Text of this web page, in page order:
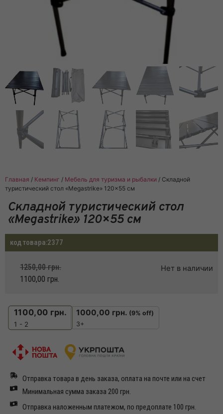
Главная / Кемпинг / Мебель для туризма и рыбалки / Складной
туристический стол «Megastrike» 120×55 см
Складной туристический стол
«Megastrike» 120×55 см
код товара:2377
1250,00грн.
1100,00 грн.
Нет в наличии
1100,00 грн.
1 - 2
1000,00 грн. (9% off)
3+
Отправка товара в день заказа, оплата на почте или на счет
Минимальная сумма заказа 200 грн.
Отправка наложенным платежом, по предоплате 100 грн.